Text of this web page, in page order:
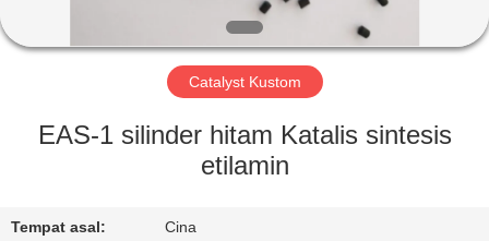
TUR
Catalyst Kustom
EAS-1 silinder hitam Katalis sintesis
etilamin
Tempat asal: Cina